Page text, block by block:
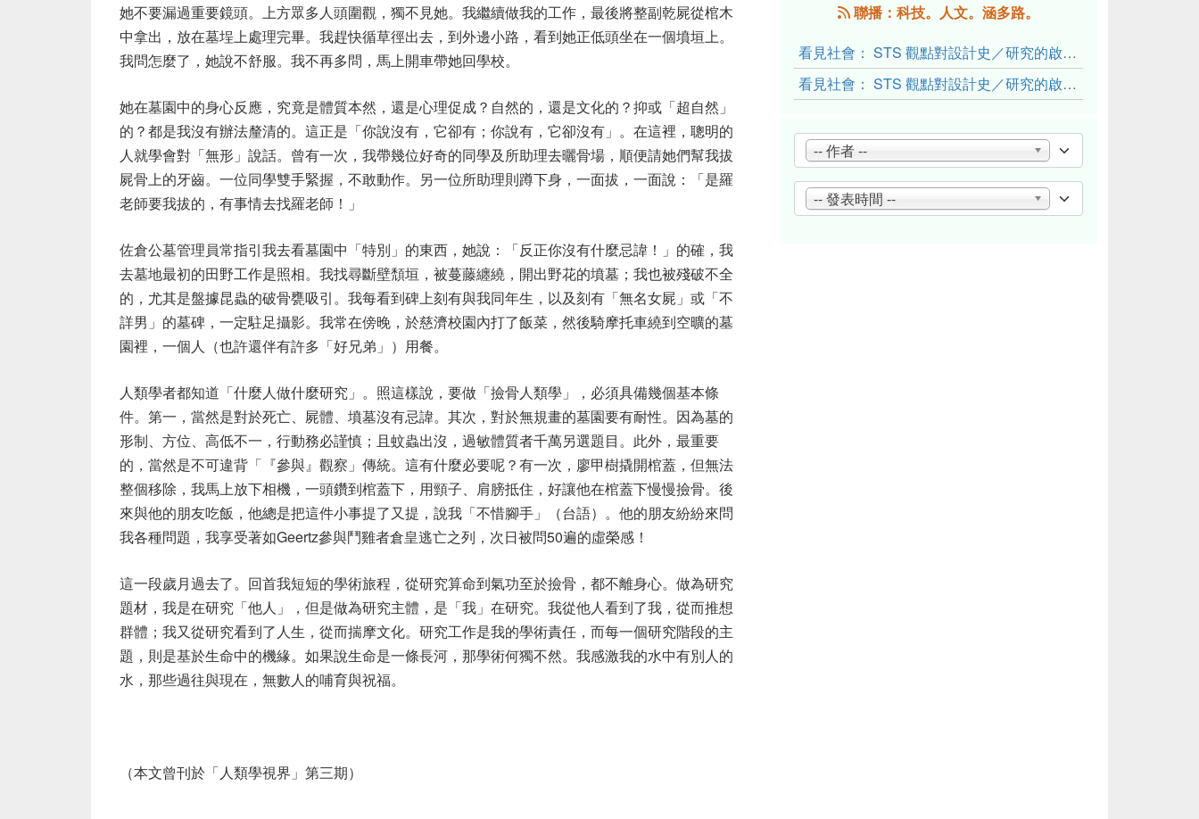
她不要漏過重要鏡頭。上方眾多人頭圍觀，獨不見她。我繼續做我的工作，最後將整副乾屍從棺木
中拿出，放在墓埕上處理完畢。我趕快循草徑出去，到外邊小路，看到她正低頭坐在一個墳垣上。
我問怎麼了，她說不舒服。我不再多問，馬上開車帶她回學校。
她在墓園中的身心反應，究竟是體質本然，還是心理促成？自然的，還是文化的？抑或「超自然」
的？都是我沒有辦法釐清的。這正是「你說沒有，它卻有；你說有，它卻沒有」。在這裡，聰明的
人就學會對「無形」說話。曾有一次，我帶幾位好奇的同學及所助理去曬骨場，順便請她們幫我拔
屍骨上的牙齒。一位同學雙手緊握，不敢動作。另一位所助理則蹲下身，一面拔，一面說：「是羅
老師要我拔的，有事情去找羅老師！」
佐倉公墓管理員常指引我去看墓園中「特別」的東西，她說：「反正你沒有什麼忌諱！」的確，我
去墓地最初的田野工作是照相。我找尋斷壁頹垣，被蔓藤纏繞，開出野花的墳墓；我也被殘破不全
的，尤其是盤據昆蟲的破骨甕吸引。我每看到碑上刻有與我同年生，以及刻有「無名女屍」或「不
詳男」的墓碑，一定駐足攝影。我常在傍晚，於慈濟校園內打了飯菜，然後騎摩托車繞到空曠的墓
園裡，一個人（也許還伴有許多「好兄弟」）用餐。
人類學者都知道「什麼人做什麼研究」。照這樣說，要做「撿骨人類學」，必須具備幾個基本條
件。第一，當然是對於死亡、屍體、墳墓沒有忌諱。其次，對於無規畫的墓園要有耐性。因為墓的
形制、方位、高低不一，行動務必謹慎；且蚊蟲出沒，過敏體質者千萬另選題目。此外，最重要
的，當然是不可違背「『參與』觀察」傳統。這有什麼必要呢？有一次，廖甲樹撬開棺蓋，但無法
整個移除，我馬上放下相機，一頭鑽到棺蓋下，用頸子、肩膀抵住，好讓他在棺蓋下慢慢撿骨。後
來與他的朋友吃飯，他總是把這件小事提了又提，說我「不惜腳手」（台語）。他的朋友紛紛來問
我各種問題，我享受著如Geertz參與鬥雞者倉皇逃亡之列，次日被問50遍的虛榮感！
這一段歲月過去了。回首我短短的學術旅程，從研究算命到氣功至於撿骨，都不離身心。做為研究
題材，我是在研究「他人」，但是做為研究主體，是「我」在研究。我從他人看到了我，從而推想
群體；我又從研究看到了人生，從而揣摩文化。研究工作是我的學術責任，而每一個研究階段的主
題，則是基於生命中的機緣。如果說生命是一條長河，那學術何獨不然。我感激我的水中有別人的
水，那些過往與現在，無數人的哺育與祝福。
（本文曾刊於「人類學視界」第三期）
聯播：科技。人文。涵多路。
看見社會： STS 觀點對設計史／研究的啟發與反思（下）
看見社會： STS 觀點對設計史／研究的啟發與反思（上）
-- 作者 --
-- 發表時間 --